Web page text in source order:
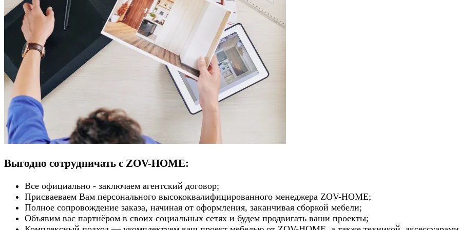
Выгодно сотрудничать с ZOV-HOME:
Все официально - заключаем агентский договор;
Присваеваем Вам персонального высококвалифицированного менеджера ZOV-HOME;
Полное сопровождение заказа, начиная от оформления, заканчивая сборкой мебели;
Объявим вас партнёром в своих социальных сетях и будем продвигать ваши проекты;